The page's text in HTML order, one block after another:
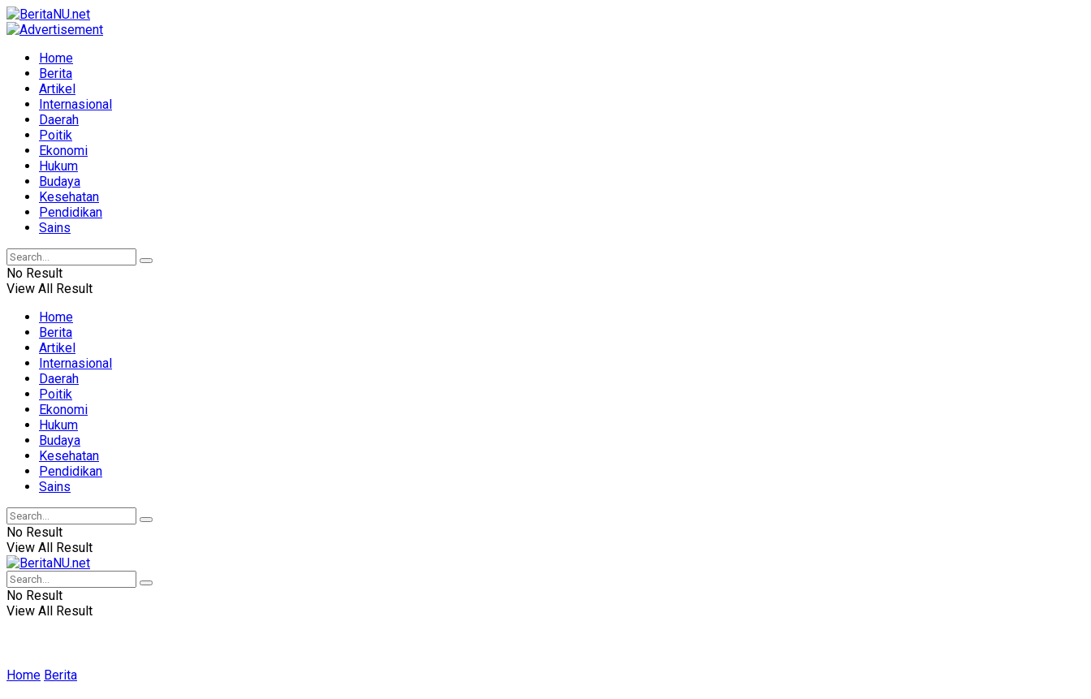
Home
Berita
Artikel
Internasional
Daerah
Poitik
Ekonomi
Hukum
Budaya
Kesehatan
Pendidikan
Sains
No Result
View All Result
Home
Berita
Artikel
Internasional
Daerah
Poitik
Ekonomi
Hukum
Budaya
Kesehatan
Pendidikan
Sains
No Result
View All Result
No Result
View All Result
Home Berita